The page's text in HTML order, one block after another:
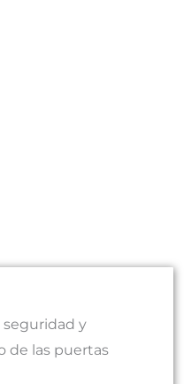
seguridad y
de las puertas